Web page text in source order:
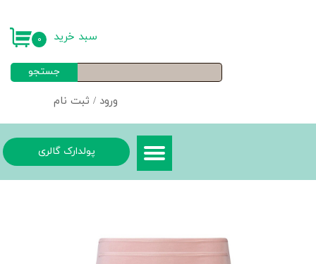
ورود / ثبت نام
خروج از حساب کاربری
جستجو
۰ سبد خرید
پولدارک گالری